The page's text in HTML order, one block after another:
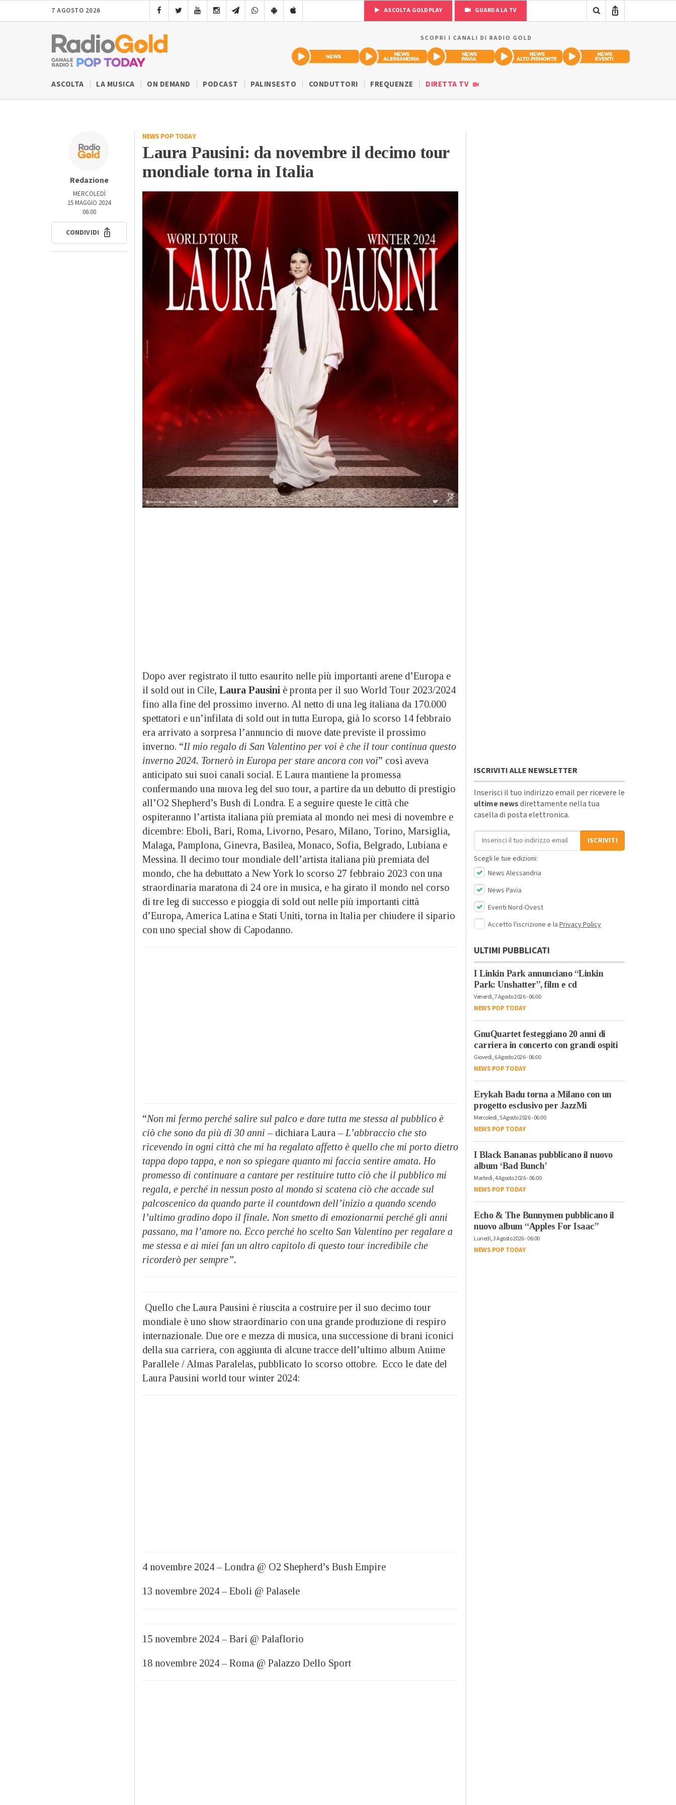
7 AGOSTO 2026 ASCOLTA GOLDPLAY GUARDA LA TV
SCOPRI I CANALI DI RADIO GOLD
ASCOLTA LA MUSICA ON DEMAND PODCAST PALINSESTO CONDUTTORI FREQUENZE DIRETTA TV
Redazione
MERCOLEDÌ
15 MAGGIO 2024
06:00
CONDIVIDI
NEWS POP TODAY
Laura Pausini: da novembre il decimo tour
mondiale torna in Italia
Dopo aver registrato il tutto esaurito nelle più importanti arene d’Europa e
il sold out in Cile, Laura Pausini è pronta per il suo World Tour 2023/2024
fino alla fine del prossimo inverno. Al netto di una leg italiana da 170.000
spettatori e un’infilata di sold out in tutta Europa, già lo scorso 14 febbraio
era arrivato a sorpresa l’annuncio di nuove date previste il prossimo
inverno. “Il mio regalo di San Valentino per voi è che il tour continua questo
inverno 2024. Tornerò in Europa per stare ancora con voi” così aveva
anticipato sui suoi canali social. E Laura mantiene la promessa
confermando una nuova leg del suo tour, a partire da un debutto di prestigio
all’O2 Shepherd’s Bush di Londra. E a seguire queste le città che
ospiteranno l’artista italiana più premiata al mondo nei mesi di novembre e
dicembre: Eboli, Bari, Roma, Livorno, Pesaro, Milano, Torino, Marsiglia,
Malaga, Pamplona, Ginevra, Basilea, Monaco, Sofia, Belgrado, Lubiana e
Messina. Il decimo tour mondiale dell’artista italiana più premiata del
mondo, che ha debuttato a New York lo scorso 27 febbraio 2023 con una
straordinaria maratona di 24 ore in musica, e ha girato il mondo nel corso
di tre leg di successo e pioggia di sold out nelle più importanti città
d’Europa, America Latina e Stati Uniti, torna in Italia per chiudere il sipario
con uno special show di Capodanno.
“Non mi fermo perché salire sul palco e dare tutta me stessa al pubblico è
ciò che sono da più di 30 anni – dichiara Laura– L’abbraccio che sto
ricevendo in ogni città che mi ha regalato affetto è quello che mi porto dietro
tappa dopo tappa, e non so spiegare quanto mi faccia sentire amata. Ho
promesso di continuare a cantare per restituire tutto ciò che il pubblico mi
regala, e perché in nessun posto al mondo si scatena ciò che accade sul
palcoscenico da quando parte il countdown dell’inizio a quando scendo
l’ultimo gradino dopo il finale. Non smetto di emozionarmi perché gli anni
passano, ma l’amore no. Ecco perché ho scelto San Valentino per regalare a
me stessa e ai miei fan un altro capitolo di questo tour incredibile che
ricorderò per sempre”.
Quello che Laura Pausini è riuscita a costruire per il suo decimo tour
mondiale è uno show straordinario con una grande produzione di respiro
internazionale. Due ore e mezza di musica, una successione di brani iconici
della sua carriera, con aggiunta di alcune tracce dell’ultimo album Anime
Parallele / Almas Paralelas, pubblicato lo scorso ottobre. Ecco le date del
Laura Pausini world tour winter 2024:
4 novembre 2024 – Londra @ O2 Shepherd’s Bush Empire
13 novembre 2024 – Eboli @ Palasele
15 novembre 2024 – Bari @ Palaflorio
18 novembre 2024 – Roma @ Palazzo Dello Sport
ISCRIVITI ALLE NEWSLETTER
Inserisci il tuo indirizzo email per ricevere le
ultime newsdirettamente nella tua
casella di posta elettronica.
Indirizzo email
ISCRIVITI
Scegli le tue edizioni:
News Alessandria
News Pavia
Eventi Nord-Ovest
Accetto l'iscrizione e la Privacy Policy
ULTIMI PUBBLICATI
I Linkin Park annunciano “Linkin
Park: Unshatter”, film e cd
Venerdì, 7 Agosto 2026 - 06:00
NEWS POP TODAY
GnuQuartet festeggiano 20 anni di
carriera in concerto con grandi ospiti
Giovedì, 6 Agosto 2026 - 06:00
NEWS POP TODAY
Erykah Badu torna a Milano con un
progetto esclusivo per JazzMi
Mercoledì, 5 Agosto 2026 - 06:00
NEWS POP TODAY
I Black Bananas pubblicano il nuovo
album ‘Bad Bunch’
Martedì, 4 Agosto 2026 - 06:00
NEWS POP TODAY
Echo & The Bunnymen pubblicano il
nuovo album “Apples For Isaac”
Lunedì, 3 Agosto 2026 - 06:00
NEWS POP TODAY